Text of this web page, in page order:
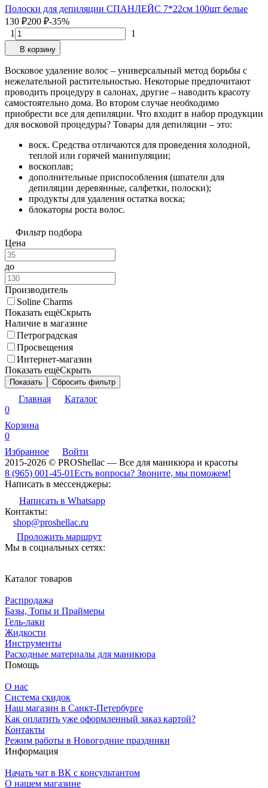
Полоски для депиляции СПАНЛЕЙС 7*22см 100шт белые
130 ₽200 ₽-35%
1
1
В корзину
Восковое удаление волос – универсальный метод борьбы с
нежелательной растительностью. Некоторые предпочитают
проводить процедуру в салонах, другие – наводить красоту
самостоятельно дома. Во втором случае необходимо
приобрести все для депиляции. Что входит в набор продукции
для восковой процедуры? Товары для депиляции – это:
воск. Средства отличаются для проведения холодной,
теплой или горячей манипуляции;
воскоплав;
дополнительные приспособления (шпатели для
депиляции деревянные, салфетки, полоски);
продукты для удаления остатка воска;
блокаторы роста волос.
Фильтр подбора
Цена
до
Производитель
Soline Charms
Показать ещёСкрыть
Наличие в магазине
Петроградская
Просвещения
Интернет-магазин
Показать ещёСкрыть
Показать Сбросить фильтр
Главная
Каталог
0
Корзина
0
Избранное
Войти
2015-2026 © PROShellac — Все для маникюра и красоты
8 (965) 001-45-01Есть вопросы? Звоните, мы поможем!
Написать в мессенджеры:
Написать в Whatsapp
Контакты:
shop@proshellac.ru
Проложить маршрут
Мы в социальных сетях:
Каталог товаров
Распродажа
Базы, Топы и Праймеры
Гель-лаки
Жидкости
Инструменты
Расходные материалы для маникюра
Помощь
О нас
Система скидок
Наш магазин в Санкт-Петербурге
Как оплатить уже оформленный заказ картой?
Контакты
Режим работы в Новогодние праздники
Информация
Начать чат в ВК с консультантом
О нашем магазине